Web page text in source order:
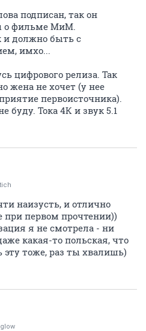
подписан, так он
о фильме МиМ.
и должно быть с
имхо...
цифрового релиза. Так
жена не хочет (у нее
первоисточника).
буду. Тока 4К и звук 5.1
наизусть, и отлично
при первом прочтении))
я не смотрела - ни
какая-то польская, что
тоже, раз ты хвалишь)